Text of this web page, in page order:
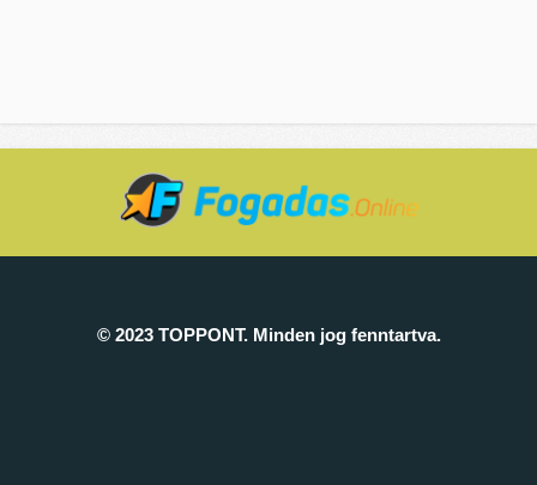
© 2023 TOPPONT. Minden jog fenntartva.